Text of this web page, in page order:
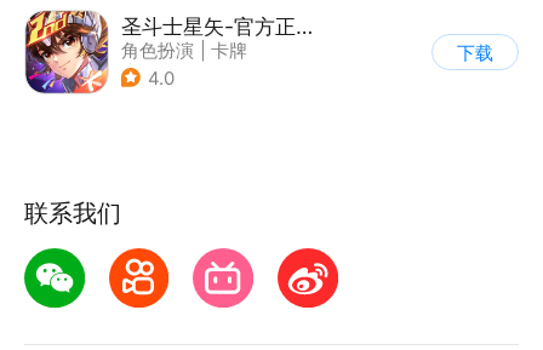
圣斗士星矢-官方正版(腾讯)
角色扮演
卡牌
| 动漫改编
4.0
下载
联系我们